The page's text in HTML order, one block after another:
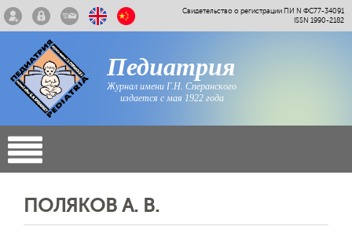
Свидетельство о регистрации ПИ N ФС77-34091
ISSN 1990-2182
Педиатрия
Журнал имени Г.Н. Сперанского
издается с мая 1922 года
ПОЛЯКОВ А. В.